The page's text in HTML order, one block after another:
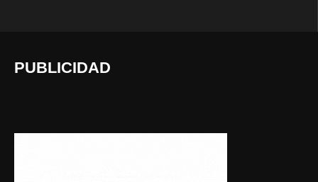
PUBLICIDAD